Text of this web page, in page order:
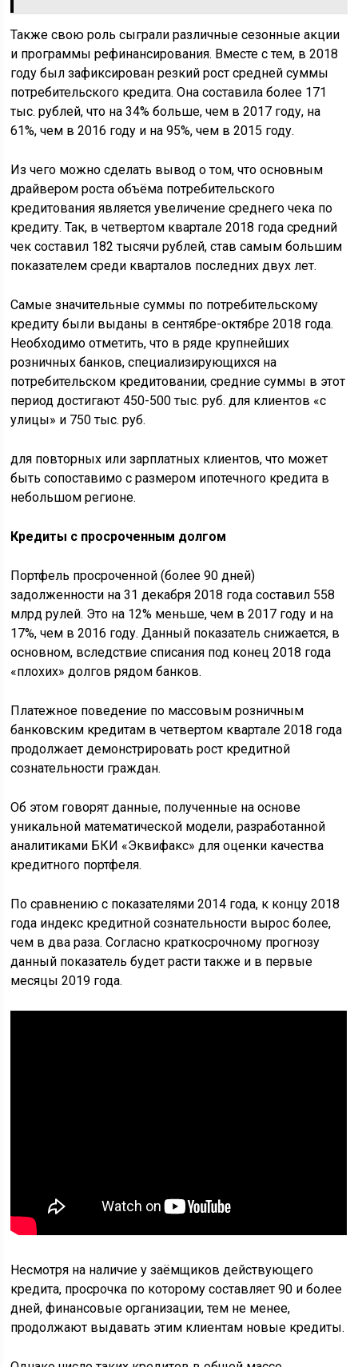
Также свою роль сыграли различные сезонные акции
и программы рефинансирования. Вместе с тем, в 2018
году был зафиксирован резкий рост средней суммы
потребительского кредита. Она составила более 171
тыс. рублей, что на 34% больше, чем в 2017 году, на
61%, чем в 2016 году и на 95%, чем в 2015 году.
Из чего можно сделать вывод о том, что основным
драйвером роста объёма потребительского
кредитования является увеличение среднего чека по
кредиту. Так, в четвертом квартале 2018 года средний
чек составил 182 тысячи рублей, став самым большим
показателем среди кварталов последних двух лет.
Самые значительные суммы по потребительскому
кредиту были выданы в сентябре-октябре 2018 года.
Необходимо отметить, что в ряде крупнейших
розничных банков, специализирующихся на
потребительском кредитовании, средние суммы в этот
период достигают 450-500 тыс. руб. для клиентов «с
улицы» и 750 тыс. руб.
для повторных или зарплатных клиентов, что может
быть сопоставимо с размером ипотечного кредита в
небольшом регионе.
Кредиты с просроченным долгом
Портфель просроченной (более 90 дней)
задолженности на 31 декабря 2018 года составил 558
млрд рулей. Это на 12% меньше, чем в 2017 году и на
17%, чем в 2016 году. Данный показатель снижается, в
основном, вследствие списания под конец 2018 года
«плохих» долгов рядом банков.
Платежное поведение по массовым розничным
банковским кредитам в четвертом квартале 2018 года
продолжает демонстрировать рост кредитной
сознательности граждан.
Об этом говорят данные, полученные на основе
уникальной математической модели, разработанной
аналитиками БКИ «Эквифакс» для оценки качества
кредитного портфеля.
По сравнению с показателями 2014 года, к концу 2018
года индекс кредитной сознательности вырос более,
чем в два раза. Согласно краткосрочному прогнозу
данный показатель будет расти также и в первые
месяцы 2019 года.
Несмотря на наличие у заёмщиков действующего
кредита, просрочка по которому составляет 90 и более
дней, финансовые организации, тем не менее,
продолжают выдавать этим клиентам новые кредиты.